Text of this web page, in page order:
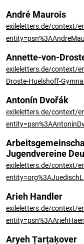
André Maurois
exileletters.de/context/
Annette-von-
exileletters.de/context/
Droste-Huelshoff-
Antonín Dvořák
exileletters.de/context/
Jugendvereine
exileletters.de/context/
Arieh Handler
exileletters.de/context/
Aryeh Ṭarṭaḳover